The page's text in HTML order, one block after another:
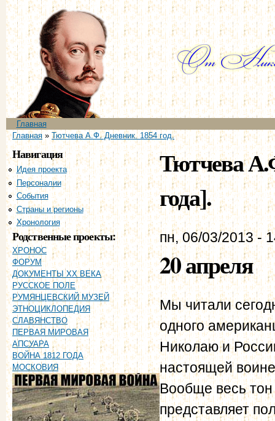
Главное меню
Главная
Вы здесь
Главная» Тютчева А.Ф. Дневник. 1854 год.
Навигация
Идея проекта
Персоналии
События
Страны и регионы
Хронология
Родственные проекты:
ХРОНОС
ФОРУМ
ДОКУМЕНТЫ XX ВЕКА
РУССКОЕ ПОЛЕ
РУМЯНЦЕВСКИЙ МУЗЕЙ
ЭТНОЦИКЛОПЕДИЯ
СЛАВЯНСТВО
ПЕРВАЯ МИРОВАЯ
АПСУАРА
ВОЙНА 1812 ГОДА
МОСКОВИЯ
Тютчева
года].
пн, 06/03/2013 -
20 апреля
Мы читали
одного
Николаю и
настоящей
Вообще весь
представляет